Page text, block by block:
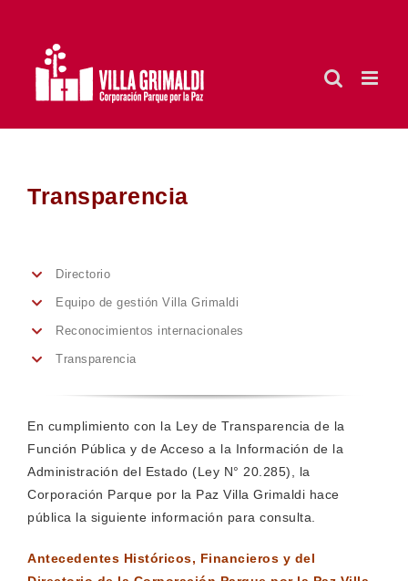
contenido
Transparencia
Directorio
Equipo de gestión Villa Grimaldi
Reconocimientos internacionales
Transparencia
En cumplimiento con la Ley de Transparencia de la
Función Pública y de Acceso a la Información de la
Administración del Estado (Ley N° 20.285), la
Corporación Parque por la Paz Villa Grimaldi hace
pública la siguiente información para consulta.
Antecedentes Históricos, Financieros y del